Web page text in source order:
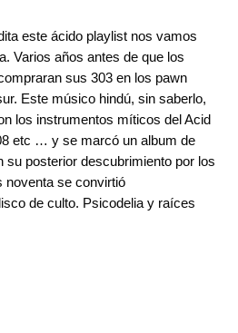
este ácido playlist nos vamos
Varios años antes de que los
sus 303 en los pawn
Este músico hindú, sin saberlo,
los instrumentos míticos del Acid
etc … y se marcó un album de
su posterior descubrimiento por los
noventa se convirtió
de culto. Psicodelia y raíces